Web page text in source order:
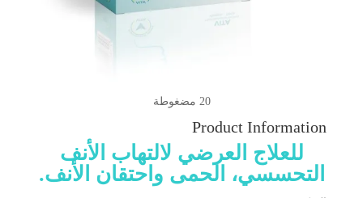
20 مضغوطة
Product Information
للعلاج العرضي لالتهاب الأنف
التحسسي، الحمى واحتقان الأنف.